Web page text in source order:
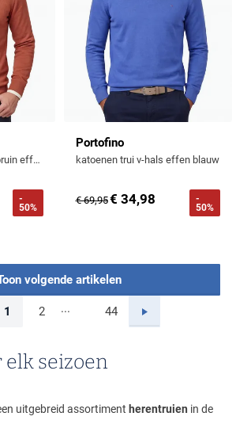
trui ronde hals oranje/bruin effen 100% katoen
-
50%
Portofino
katoenen trui v-hals effen blauw
€ 69,95€ 34,98
-
50%
volgende artikelen
1
2
...
Page
44 Volgende
elk seizoen
uitgebreid assortiment herentruien in de